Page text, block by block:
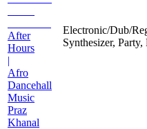
After
Hours
|
Afro
Dancehall
Music
Praz
Khanal
Electronic/Dub/
Synthesizer,